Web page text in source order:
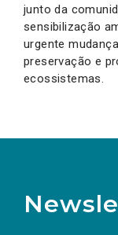
junto da
sensibilização
urgente
preservação e
ecossistemas.